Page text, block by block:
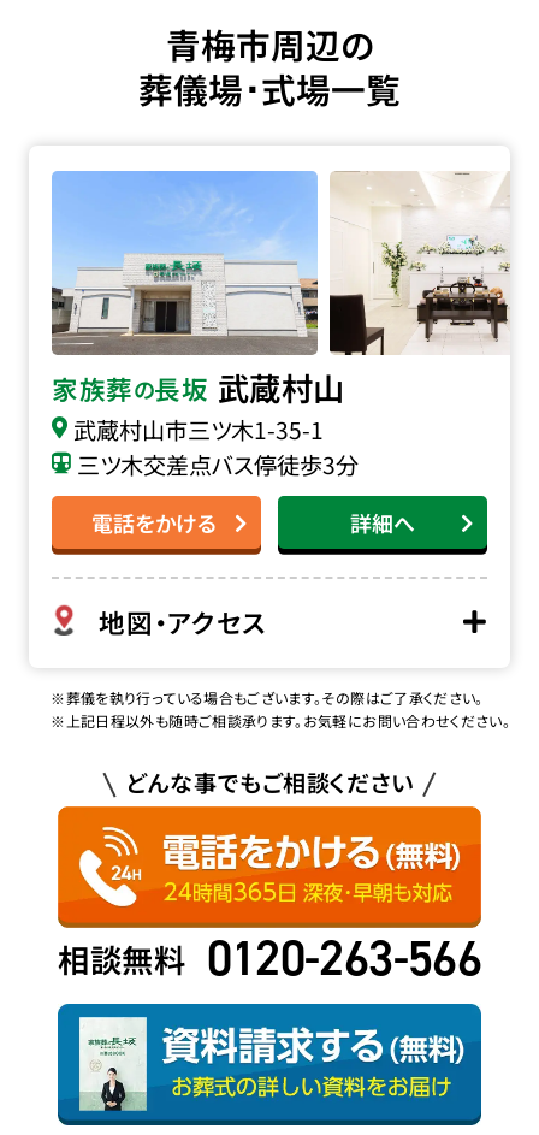
青梅市周辺の
葬儀場･式場一覧
家族葬の長坂 武蔵村山
武蔵村山市三ツ木1-35-1
三ツ木交差点バス停徒歩3分
電話をかける 詳細へ
地図・アクセス
※葬儀を執り行っている場合もございます。その際はご了承ください。
※上記日程以外も随時ご相談承ります。お気軽にお問い合わせください。
どんな事でもご相談ください
相談無料 0120-263-566